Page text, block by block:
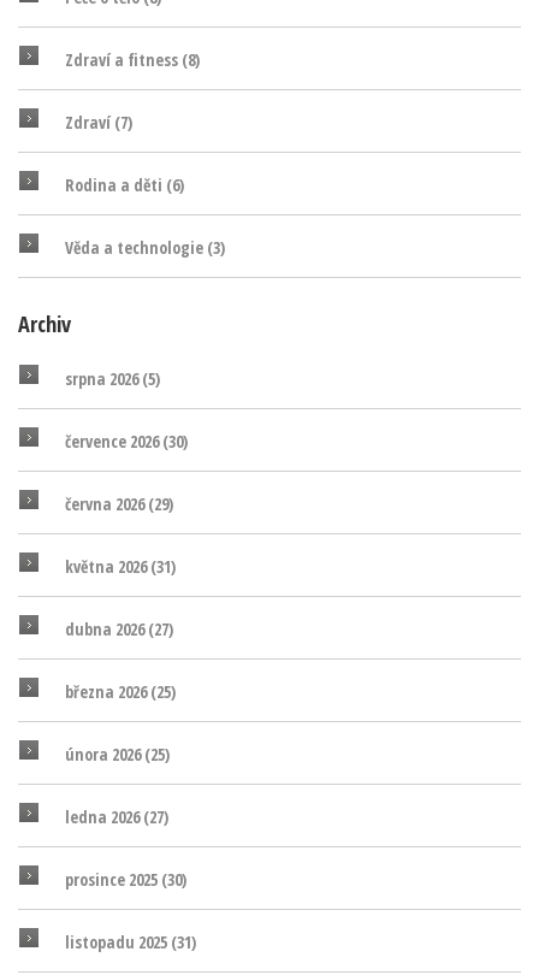
Zdraví a fitness (8)
Zdraví (7)
Rodina a děti (6)
Věda a technologie (3)
Archiv
srpna 2026(5)
července 2026(30)
června 2026(29)
května 2026(31)
dubna 2026(27)
března 2026(25)
února 2026(25)
ledna 2026(27)
prosince 2025 (30)
listopadu 2025 (31)